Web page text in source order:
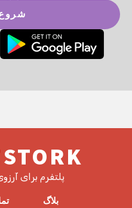
پلتفرم برای
بلاگ